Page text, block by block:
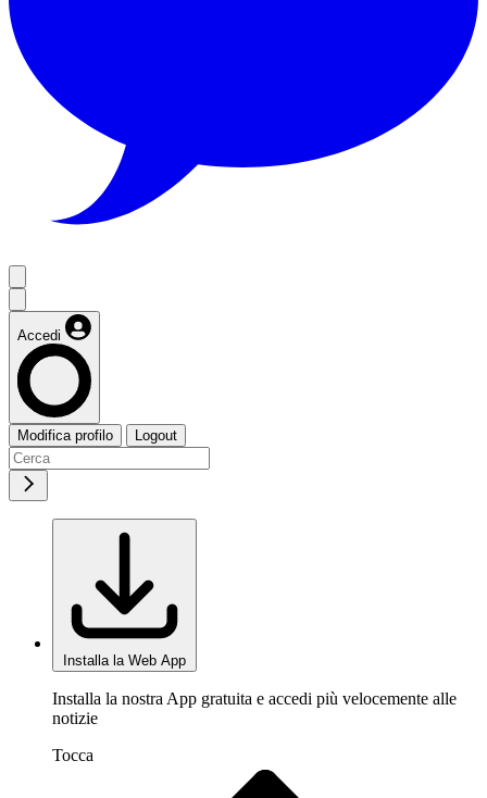
Accedi
Modifica profilo Logout
Installa la Web App
Installa la nostra App gratuita e accedi più velocemente alle
notizie
Tocca